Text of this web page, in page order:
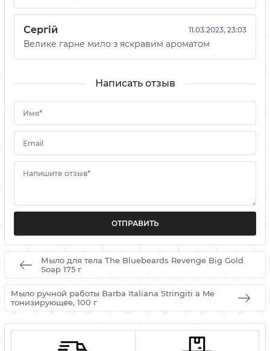
Сергій 11.03.2023, 23:03
Велике гарне мило з яскравим ароматом
Написать отзыв
Имя*
Email
Напишите отзыв*
Мыло для тела The Bluebeards Revenge Big Gold
Soap 175 г
Мыло ручной работы Barba Italiana Stringiti a Me
тонизирующее, 100 г